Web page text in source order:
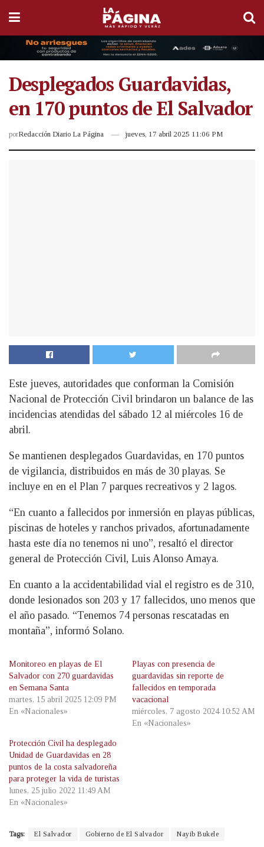
Desplegados Guardavidas,
en 170 puntos de El Salvador
porRedacción Diario La Página jueves, 17 abril 2025 11:06 PM
Este jueves, autoridades que conforman la Comisión
Nacional de Protección Civil brindaron un balance de las
incidencias atendidas del sábado 12 al miércoles 16 de
abril.
Se mantienen desplegados Guardavidas, en 170 puntos
de vigilancia, distribuidos en más de 30 playas. Se
incluye en en el Plan 7 parques recreativos y 2 lagos.
“En cuanto a fallecidos por inmersión en playas públicas,
piscinas de hoteles y ranchos privados, afortunadamente
hasta este día no tenemos ni uno”, resaltó el director
general de Protección Civil, Luis Alonso Amaya.
En cuanto a la accidentabilidad vial el registro es de 310,
donde lesionados son 203 y 17 fallecidos, uno menos que
el año pasado. “Tenemos 74 personas rescatadas en
montaña”, informó Solano.
Monitoreo en playas de El
Salvador con 270 guardavidas
en Semana Santa
martes, 15 abril 2025 12:09 PM
En «Nacionales»
Playas con presencia de
guardavidas sin reporte de
fallecidos en temporada
vacacional
miércoles, 7 agosto 2024 10:52 AM
En «Nacionales»
Protección Civil ha desplegado
Unidad de Guardavidas en 28
puntos de la costa salvadoreña
para proteger la vida de turistas
lunes, 25 julio 2022 11:49 AM
En «Nacionales»
Tags: El Salvador Gobierno de El Salvador Nayib Bukele